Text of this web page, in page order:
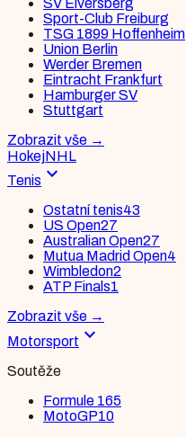
SV Elversberg
Sport-Club Freiburg
TSG 1899 Hoffenheim
Union Berlin
Werder Bremen
Eintracht Frankfurt
Hamburger SV
Stuttgart
Zobrazit vše →
HokejNHL
Tenis expand_more
Ostatní tenis43
US Open27
Australian Open27
Mutua Madrid Open4
Wimbledon2
ATP Finals1
Zobrazit vše →
Motorsport expand_more
Soutěže
Formule 165
MotoGP10